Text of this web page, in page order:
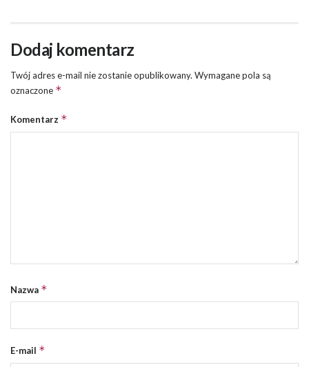
Dodaj komentarz
Twój adres e-mail nie zostanie opublikowany. Wymagane pola są
oznaczone *
Komentarz *
Nazwa *
E-mail *